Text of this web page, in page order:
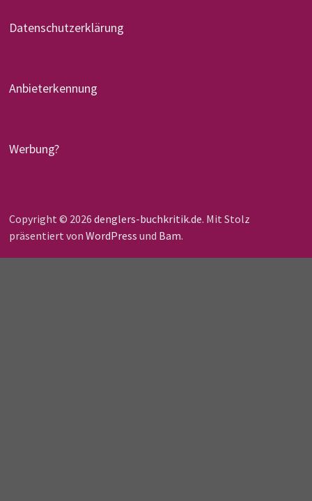
Datenschutzerklärung
Anbieterkennung
Werbung?
Copyright © 2026 denglers-buchkritik.de. Mit Stolz
präsentiert von WordPress und Bam.